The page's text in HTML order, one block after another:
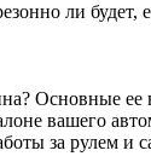
ли будет,
Основные ее
вашего
за рулем и